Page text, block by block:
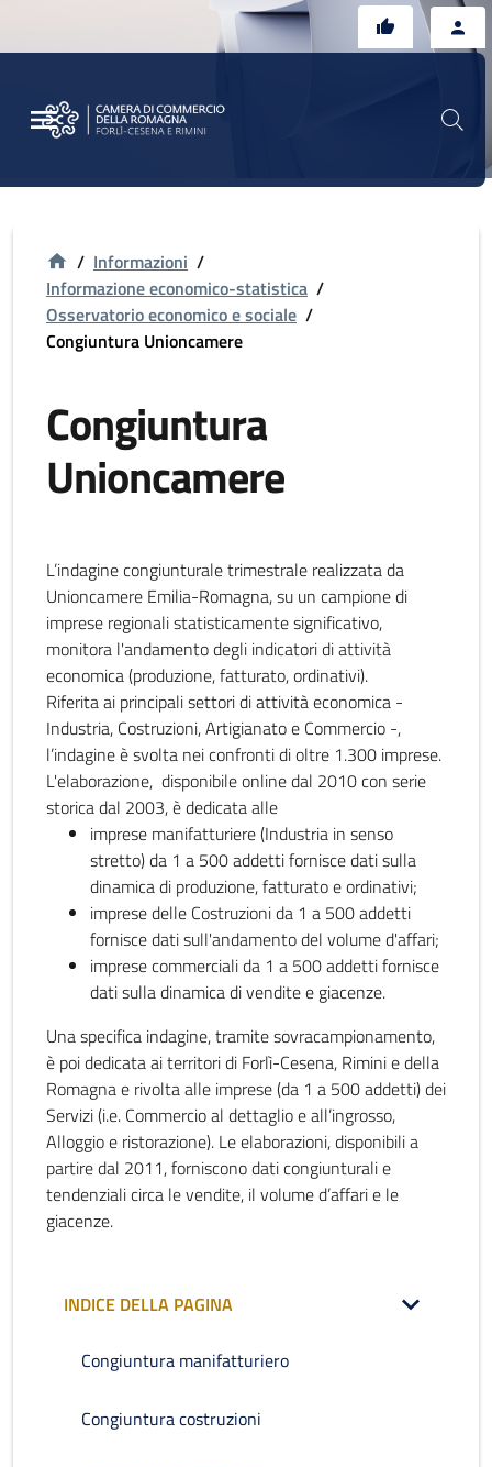
/ Informazioni /
Informazione economico-statistica /
Osservatorio economico e sociale /
Congiuntura Unioncamere
Congiuntura
Unioncamere
L’indagine congiunturale trimestrale realizzata da
Unioncamere Emilia-Romagna, su un campione di
imprese regionali statisticamente significativo,
monitora l'andamento degli indicatori di attività
economica (produzione, fatturato, ordinativi).
Riferita ai principali settori di attività economica -
Industria, Costruzioni, Artigianato e Commercio -,
l’indagine è svolta nei confronti di oltre 1.300 imprese.
L'elaborazione, disponibile online dal 2010 con serie
storica dal 2003, è dedicata alle
imprese manifatturiere (Industria in senso
stretto) da 1 a 500 addetti fornisce dati sulla
dinamica di produzione, fatturato e ordinativi;
imprese delle Costruzioni da 1 a 500 addetti
fornisce dati sull'andamento del volume d'affari;
imprese commerciali da 1 a 500 addetti fornisce
dati sulla dinamica di vendite e giacenze.
Una specifica indagine, tramite sovracampionamento,
è poi dedicata ai territori di Forlì-Cesena, Rimini e della
Romagna e rivolta alle imprese (da 1 a 500 addetti) dei
Servizi (i.e. Commercio al dettaglio e all’ingrosso,
Alloggio e ristorazione). Le elaborazioni, disponibili a
partire dal 2011, forniscono dati congiunturali e
tendenziali circa le vendite, il volume d’affari e le
giacenze.
INDICE DELLA PAGINA
Congiuntura manifatturiero
Congiuntura costruzioni